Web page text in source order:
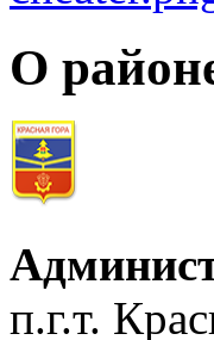
О
п.г.т.